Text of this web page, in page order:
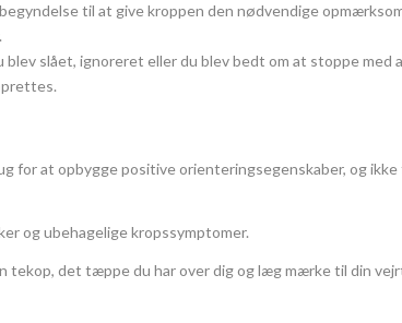
til at give kroppen den nødvendige
slået, ignoreret eller du blev bedt om at stoppe
for at opbygge positive orienteringsegenskaber, og
og ubehagelige kropssymptomer.
tekop, det tæppe du har over dig og læg mærke til din